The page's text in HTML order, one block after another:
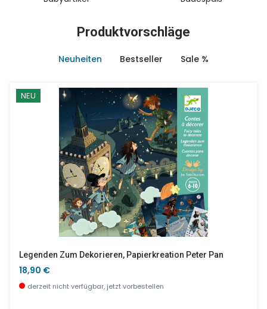
Produktvorschläge
Neuheiten Bestseller Sale %
NEU
Legenden Zum Dekorieren, Papierkreation Peter Pan
18,90 €
derzeit nicht verfügbar, jetzt vorbestellen